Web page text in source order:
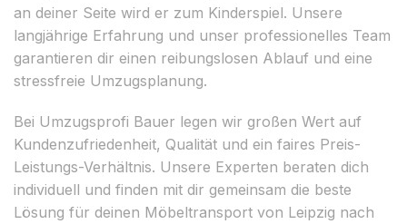
an deiner Seite wird er zum Kinderspiel. Unsere
langjährige Erfahrung und unser professionelles Team
garantieren dir einen reibungslosen Ablauf und eine
stressfreie Umzugsplanung.
Bei Umzugsprofi Bauer legen wir großen Wert auf
Kundenzufriedenheit, Qualität und ein faires Preis-
Leistungs-Verhältnis. Unsere Experten beraten dich
individuell und finden mit dir gemeinsam die beste
Lösung für deinen Möbeltransport von Leipzig nach